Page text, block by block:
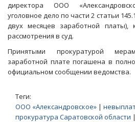
директора ООО
уголовное дело по части 2 статьи
двух месяцев заработной платы),
рассмотрения в суд.
Принятыми прокуратурой
заработной плате погашена в
официальном сообщении ведомства.
Теги:
ООО «Александровское» |
прокуратура Саратовской области |